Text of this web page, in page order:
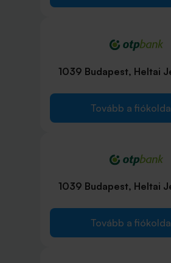
1039 Budapest, Heltai
Tovább a
1039 Budapest, Heltai
Tovább a